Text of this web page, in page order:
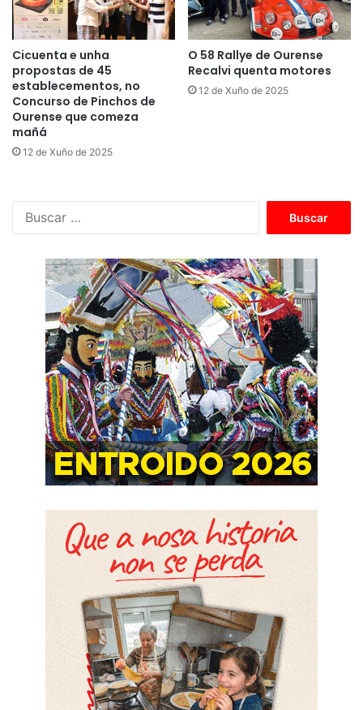
Cicuenta e unha
propostas de 45
establecementos, no
Concurso de Pinchos de
Ourense que comeza
mañá
12 de Xuño de 2025
O 58 Rallye de Ourense
Recalvi quenta motores
12 de Xuño de 2025
c
a
r
: